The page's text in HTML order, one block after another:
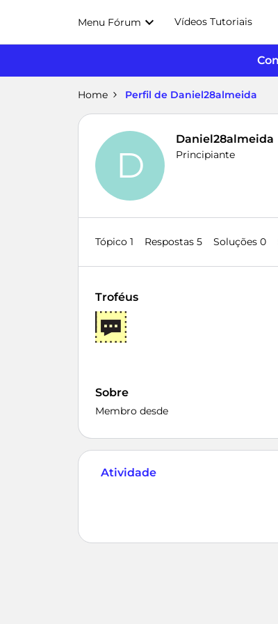
Menu Fórum Vídeos Tutoriais
Home Perfil de Daniel28almeida
D
Daniel28almeida
Principiante
Tópico 1 Respostas 5 Soluções 0
Troféus
Sobre
Membro desde
Atividade